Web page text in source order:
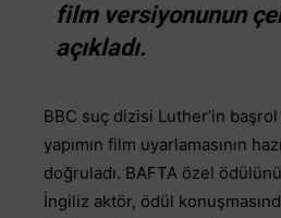
film versiyonunun
açıkladı.
BBC suç dizisi Luther’in
yapımın film uyarlamasının
doğruladı. BAFTA özel
İngiliz aktör, ödül